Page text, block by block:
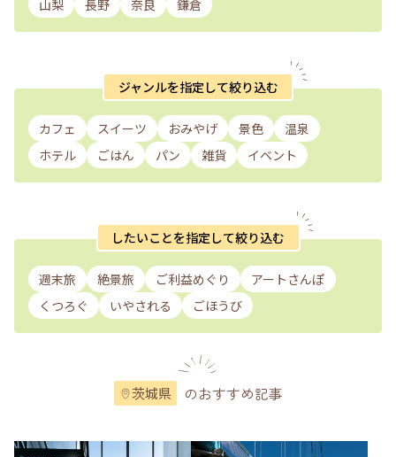
山梨 長野 奈良 鎌倉
ジャンルを指定して絞り込む
カフェ スイーツ おみやげ 景色
温泉
ホテル
ごはん パン 雑貨 イベント
したいことを指定して絞り込む
週末旅 絶景旅 ご利益めぐり
アートさんぽ
くつろぐ
いやされる ごほうび
茨城県 のおすすめ記事